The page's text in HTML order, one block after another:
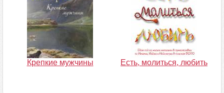
Крепкие мужчины Есть, молиться, любить